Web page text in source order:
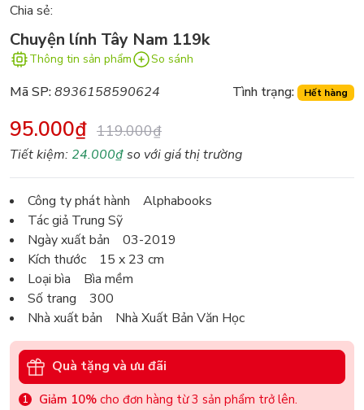
Chia sẻ:
Chuyện lính Tây Nam 119k
Thông tin sản phẩm So sánh
Mã SP:8936158590624 Tình trạng: Hết hàng
95.000₫ 119.000₫
Tiết kiệm: 24.000₫so với giá thị trường
Công ty phát hành Alphabooks
Tác giả Trung Sỹ
Ngày xuất bản 03-2019
Kích thước 15 x 23 cm
Loại bìa Bìa mềm
Số trang 300
Nhà xuất bản Nhà Xuất Bản Văn Học
Quà tặng và ưu đãi
Giảm 10% cho đơn hàng từ 3 sản phẩm trở lên.